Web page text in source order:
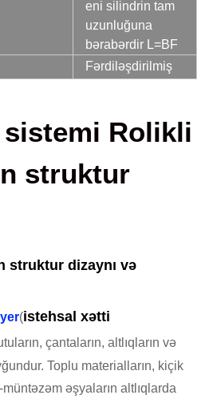
eni silindrin tam
uzunluğuna
bərabərdir L=BF
Fərdiləşdirilmiş
Rolikli
struktur
struktur dizaynı və
(istehsal xətti
çantaların, altlıqların və
Toplu materialların, kiçik
əşyaların altlıqlarda